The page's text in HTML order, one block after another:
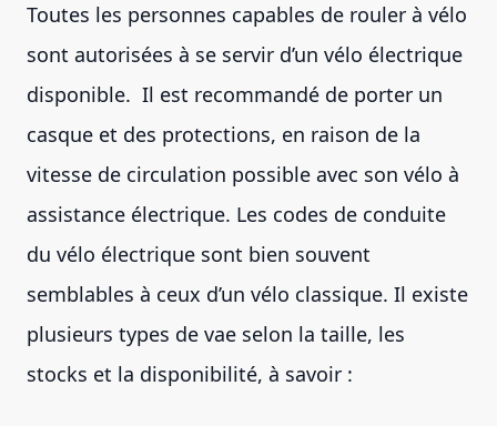
Toutes les personnes capables de rouler à vélo
sont autorisées à se servir d’un vélo électrique
disponible. Il est recommandé de porter un
casque et des protections, en raison de la
vitesse de circulation possible avec son vélo à
assistance électrique. Les codes de conduite
du vélo électrique sont bien souvent
semblables à ceux d’un vélo classique. Il existe
plusieurs types de vae selon la taille, les
stocks et la disponibilité, à savoir :